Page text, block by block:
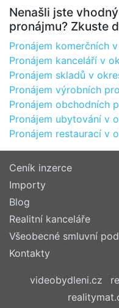
Nenašli jste
pronájmu? Zkuste
Pronájem komerčních
Pronájem kanceláří v
Pronájem skladů v
Pronájem výrobních
Pronájem obchodních
Pronájem ubytování v
Pronájem restaurací v
Ceník inzerce
Importy
Blog
Realitní kanceláře
Všeobecné smluvní
Kontakty
videobydleni.cz